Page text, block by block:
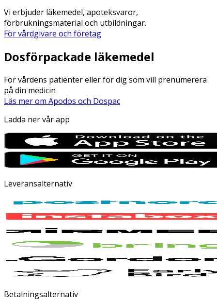
Vi erbjuder läkemedel, apoteksvaror,
förbrukningsmaterial och utbildningar.
För vårdgivare och företag
Dosförpackade läkemedel
För vårdens patienter eller för dig som vill prenumerera
på din medicin
Läs mer om Apodos och Dospac
Ladda ner vår app
Leveransalternativ
Betalningsalternativ